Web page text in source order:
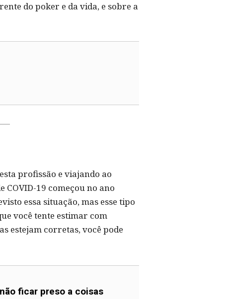
do poker e da vida, e sobre a
profissão e viajando ao
19 começou no ano
essa situação, mas esse tipo
você tente estimar com
estejam corretas, você pode
ficar preso a coisas